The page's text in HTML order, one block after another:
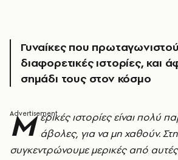
Γυναίκες που
διαφορετικές ιστορίες, και
σημάδι τους στον κόσμο
Μ ερικές ιστορίες είναι πολύ
άβολες, για να μη χαθούν.
συγκεντρώνουμε μερικές από